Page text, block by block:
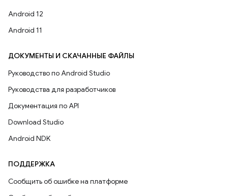
Android 12
Android 11
ДОКУМЕНТЫ И СКАЧАННЫЕ ФАЙЛЫ
Руководство по Android Studio
Руководства для разработчиков
Документация по API
Download Studio
Android NDK
ПОДДЕРЖКА
Сообщить об ошибке на платформе